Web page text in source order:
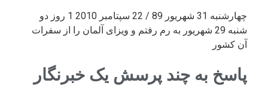
چهارشنبه 31 شهریور 89 / 22 سپتامبر 2010 1 روز دو
شنبه 29 شهریور به رم رفتم و ویزای آلمان را از سفرات
آن کشور
پاسخ به چند پرسش یک خبرنگار